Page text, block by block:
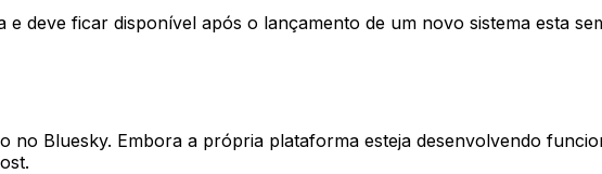
deve ficar disponível após o lançamento de um novo sistema esta
no Bluesky. Embora a própria plataforma esteja desenvolvendo